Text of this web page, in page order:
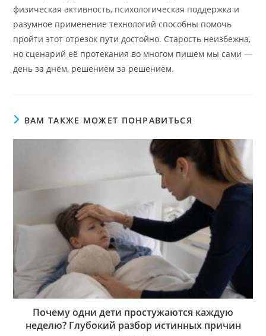
физическая активность, психологическая поддержка и
разумное применение технологий способны помочь
пройти этот отрезок пути достойно. Старость неизбежна,
но сценарий её протекания во многом пишем мы сами —
день за днём, решением за решением.
ВАМ ТАКЖЕ МОЖЕТ ПОНРАВИТЬСЯ
Почему одни дети простужаются каждую
неделю? Глубокий разбор истинных причин